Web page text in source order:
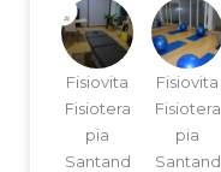
Fisiovita
Fisiotera
pia
Santand
Fisiovita
Fisiotera
pia
Santand